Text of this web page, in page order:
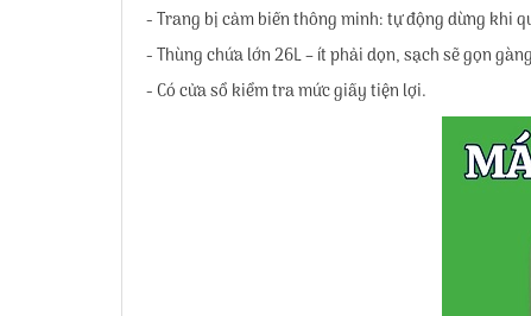
- Trang bị cảm biến thông minh: tự động dừng khi
- Thùng chứa lớn 26L – ít phải dọn, sạch sẽ gọn gàng
- Có cửa sổ kiểm tra mức giấy tiện lợi.